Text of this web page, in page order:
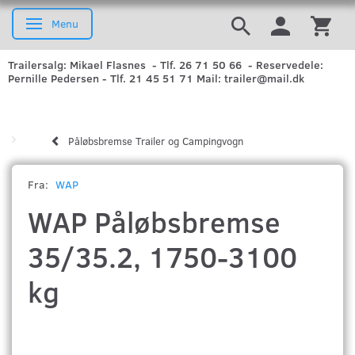
Skifte navigation
Menu
Trailersalg: Mikael Flasnes - Tlf. 26 71 50 66 - Reservedele:
Pernille Pedersen - Tlf. 21 45 51 71 Mail: trailer@mail.dk
Påløbsbremse Trailer og Campingvogn
Fra: WAP
WAP Påløbsbremse
35/35.2, 1750-3100
kg